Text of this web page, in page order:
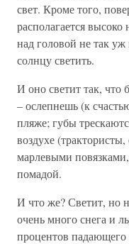
свет. Кроме того,
располагается
над головой не так
солнцу светить.
И оно светит так, что
– ослепнешь (к
пляже; губы
воздухе
марлевыми
помадой.
И что же? Светит, но
очень много снега и
процентов падающего